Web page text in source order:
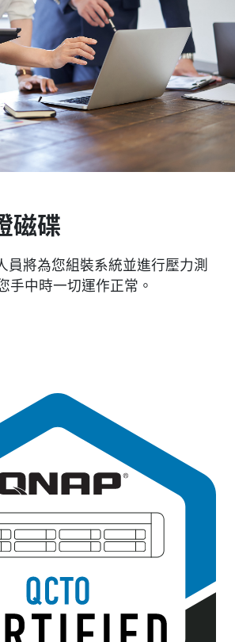
磁碟
員將為您組裝系統並進行壓力測
手中時一切運作正常。